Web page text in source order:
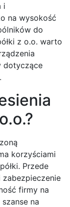
i
na wysokość
do
z o.o. warto
dotyczące
korzyściami
Przede
zabezpieczenie
firmy na
na